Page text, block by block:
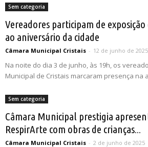
Sem categoria
Vereadores participam de
ao aniversário da cidade
Câmara Municipal Cristais - 12 de junho de 2025
Na noite do dia 3 de junho, às 19h, os
Municipal de Cristais marcaram presença na
Sem categoria
Câmara Municipal prestigia
RespirArte com obras de crianças...
Câmara Municipal Cristais - 2 de junho de 2025